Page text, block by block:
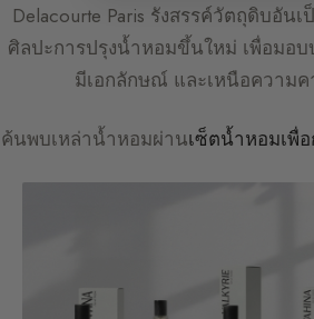
Delacourte Paris รังสรรค์วัตถุดิบอัน
ศิลปะการปรุงน้ำหอมขึ้นใหม่ เพื่อมอ
มีเอกลักษณ์ และเหนือความ
ค้นพบเหล่าน้ำหอมผ่านเซ็ตน้ำหอมเพื่